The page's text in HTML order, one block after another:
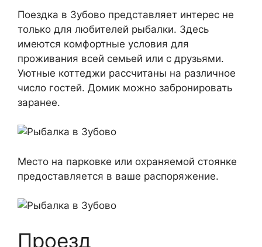
Поездка в Зубово представляет интерес не
только для любителей рыбалки. Здесь
имеются комфортные условия для
проживания всей семьей или с друзьями.
Уютные коттеджи рассчитаны на различное
число гостей. Домик можно забронировать
заранее.
Место на парковке или охраняемой стоянке
предоставляется в ваше распоряжение.
Проезд